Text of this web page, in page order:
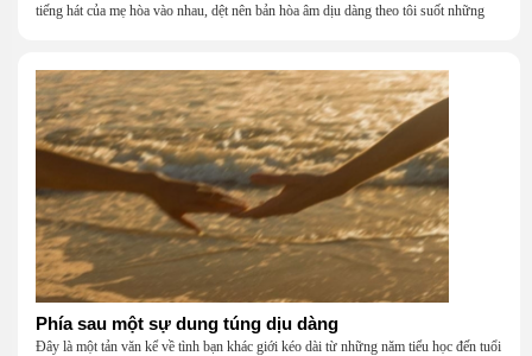
tiếng hát của mẹ hòa vào nhau, dệt nên bản hòa âm dịu dàng theo tôi suốt những
Phía sau một sự dung túng dịu dàng
Đây là một tản văn kể về tình bạn khác giới kéo dài từ những năm tiểu học đến tuổi